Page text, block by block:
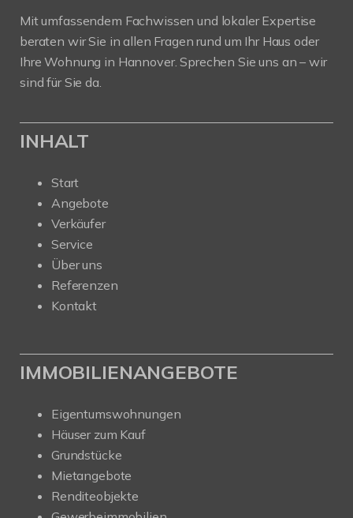
Mit umfassendem Fachwissen und lokaler Expertise
beraten wir Sie in allen Fragen rund um Ihr Haus oder
Ihre Wohnung in Hannover. Sprechen Sie uns an – wir
sind für Sie da.
INHALT
Start
Angebote
Verkäufer
Service
Über uns
Referenzen
Kontakt
IMMOBILIENANGEBOTE
Eigentumswohnungen
Häuser zum Kauf
Grundstücke
Mietangebote
Renditeobjekte